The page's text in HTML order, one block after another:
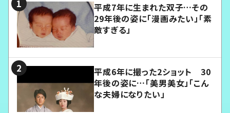
平成7年に生まれた双子…その
29年後の姿に「漫画みたい」「素
敵すぎる」
平成6年に撮った2ショット 30
年後の姿に…「美男美女」「こん
な夫婦になりたい」